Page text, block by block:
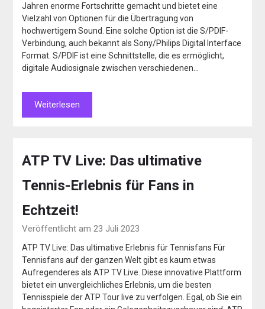
Jahren enorme Fortschritte gemacht und bietet eine
Vielzahl von Optionen für die Übertragung von
hochwertigem Sound. Eine solche Option ist die S/PDIF-
Verbindung, auch bekannt als Sony/Philips Digital Interface
Format. S/PDIF ist eine Schnittstelle, die es ermöglicht,
digitale Audiosignale zwischen verschiedenen…
Weiterlesen
ATP TV Live: Das ultimative
Tennis-Erlebnis für Fans in
Echtzeit!
Veröffentlicht am 23 Juli 2023
ATP TV Live: Das ultimative Erlebnis für Tennisfans Für
Tennisfans auf der ganzen Welt gibt es kaum etwas
Aufregenderes als ATP TV Live. Diese innovative Plattform
bietet ein unvergleichliches Erlebnis, um die besten
Tennisspiele der ATP Tour live zu verfolgen. Egal, ob Sie ein